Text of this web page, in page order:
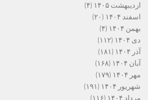
اردیبهشت ۱۴۰۵
(۴)
اسفند ۱۴۰۴
(۲۰)
بهمن ۱۴۰۴
(۴)
دی ۱۴۰۴
(۱۱۲)
آذر ۱۴۰۴
(۱۸۱)
آبان ۱۴۰۴
(۱۶۸)
مهر ۱۴۰۴
(۱۷۹)
شهریور ۱۴۰۴
(۱۹۱)
مرداد ۱۴۰۴
(۱۱۶)